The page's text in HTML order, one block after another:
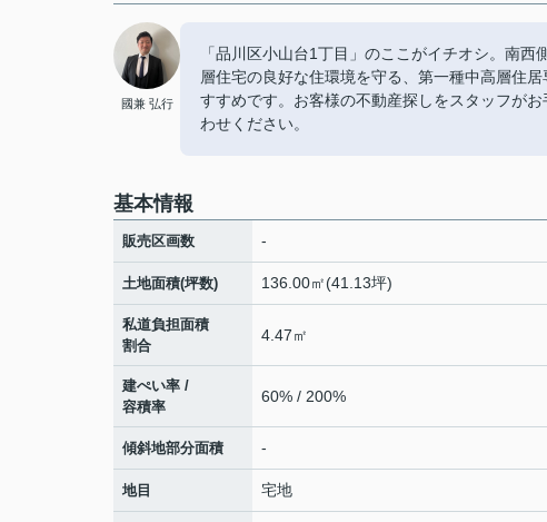
國兼 弘行
「品川区小山台1丁目」のここがイチオシ。南
層住宅の良好な住環境を守る、第一種中高層住
すすめです。お客様の不動産探しをスタッフが
わせください。
基本情報
販売区画数 -
土地面積(坪数) 136.00㎡(41.13坪)
私道負担面積
割合
4.47㎡
建ぺい率 /
容積率
60% / 200%
傾斜地部分面積 -
地目 宅地